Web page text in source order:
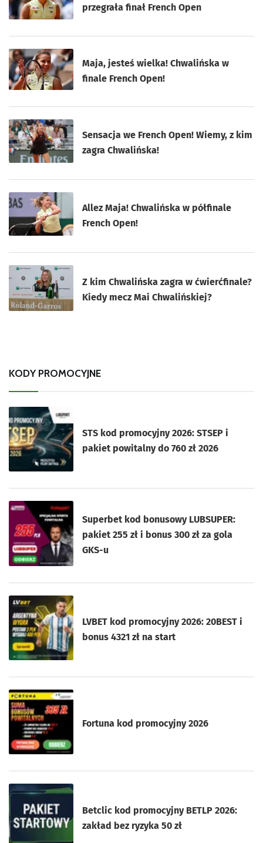
przegrała finał French Open
Maja, jesteś wielka! Chwalińska w
finale French Open!
Sensacja we French Open! Wiemy, z kim
zagra Chwalińska!
Allez Maja! Chwalińska w półfinale
French Open!
Z kim Chwalińska zagra w ćwierćfinale?
Kiedy mecz Mai Chwalińskiej?
KODY PROMOCYJNE
STS kod promocyjny 2026: STSEP i
pakiet powitalny do 760 zł 2026
Superbet kod bonusowy LUBSUPER:
pakiet 255 zł i bonus 300 zł za gola
GKS-u
LVBET kod promocyjny 2026: 20BEST i
bonus 4321 zł na start
Fortuna kod promocyjny 2026
Betclic kod promocyjny BETLP 2026:
zakład bez ryzyka 50 zł